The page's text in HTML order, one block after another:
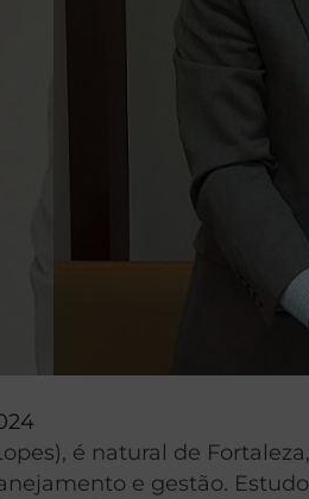
é natural de
e gestão.